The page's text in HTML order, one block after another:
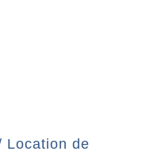
Location de